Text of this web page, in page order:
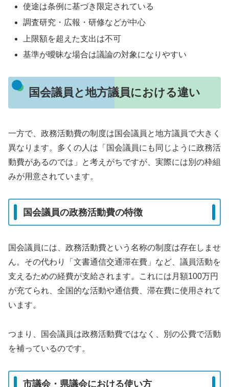
使途は条例に基づき限定されている
調査研究・広報・研修などが中心
上限額を超えた支出は不可
基準が曖昧な場合は議論の対象になりやすい
国会議員と地方議員における違い
一方で、政務活動費の制度は国会議員と地方議員で大きく
異なります。多くの人は「国会議員にも同じように政務活
動費があるのでは」と考えがちですが、実際には別の枠組
みが用意されています。
国会議員の政務活動費の特徴
国会議員には、政務活動費という名称の制度は存在しませ
ん。その代わり「文書通信交通滞在費」など、議員活動を
支えるための経費が支給されます。これには月額100万円
が充てられ、全国的な活動や通信費、滞在費に使用されて
います。
つまり、国会議員は政務活動費ではなく、別の公費で活動
を補っているのです。
市議会・県議会における使い方